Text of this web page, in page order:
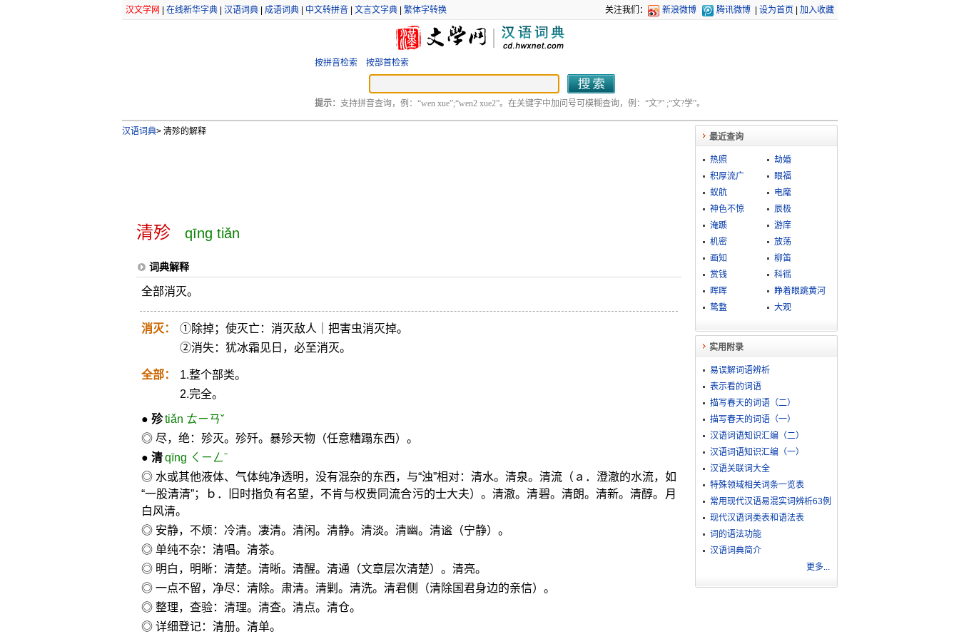
汉文学网 在线新华字典| 汉语词典| 成语词典| 中文转拼音| 文言文字典| 繁体字转换 关注我们： 新浪微博 腾讯微博 设为首页 加入收藏
按拼音检索 按部首检索
提示： 支持拼音查询，例：“wen xue”;“wen2 xue2”。在关键字中加问号可模糊查询，例：“文?” ;“文?学”。
汉语词典>清殄的解释
清殄 qīng tiǎn
词典解释
全部消灭。
消灭：
①除掉；使灭亡：消灭敌人｜把害虫消灭掉。
②消失：犹冰霜见日，必至消灭。
全部：
1.整个部类。
2.完全。
● 殄 tiǎn ㄊㄧㄢˇ
◎ 尽，绝：殄灭。殄歼。暴殄天物（任意糟蹋东西）。
● 清 qīng ㄑㄧㄥˉ
◎ 水或其他液体、气体纯净透明，没有混杂的东西，与“浊”相对：清水。清泉。清流（ａ．澄澈的水流，如
“一股清清”；ｂ．旧时指负有名望，不肯与权贵同流合污的士大夫）。清澈。清碧。清朗。清新。清醇。月
白风清。
◎ 安静，不烦：冷清。凄清。清闲。清静。清淡。清幽。清谧（宁静）。
◎ 单纯不杂：清唱。清茶。
◎ 明白，明晰：清楚。清晰。清醒。清通（文章层次清楚）。清亮。
◎ 一点不留，净尽：清除。肃清。清剿。清洗。清君侧（清除国君身边的亲信）。
◎ 整理，查验：清理。清查。清点。清仓。
◎ 详细登记：清册。清单。
最近查询
热照
劫婚
积厚流广
眼福
蚁航
电麾
神色不惊
辰极
淹踬
游庠
机密
放荡
画知
柳笛
赏钱
科徭
晖晖
睁着眼跳黄河
鸷盩
大观
实用附录
易误解词语辨析
表示看的词语
描写春天的词语（二）
描写春天的词语（一）
汉语词语知识汇编（二）
汉语词语知识汇编（一）
汉语关联词大全
特殊领域相关词条一览表
常用现代汉语易混实词辨析63例
现代汉语词类表和语法表
词的语法功能
汉语词典简介
更多...